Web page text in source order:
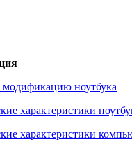
модификацию ноутбука
характеристики
характеристики